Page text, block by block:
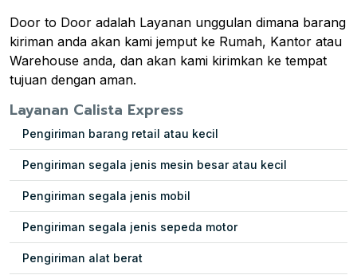
Door to Door adalah Layanan unggulan dimana barang
kiriman anda akan kami jemput ke Rumah, Kantor atau
Warehouse anda, dan akan kami kirimkan ke tempat
tujuan dengan aman.
Layanan Calista Express
Pengiriman barang retail atau kecil
Pengiriman segala jenis mesin besar atau kecil
Pengiriman segala jenis mobil
Pengiriman segala jenis sepeda motor
Pengiriman alat berat